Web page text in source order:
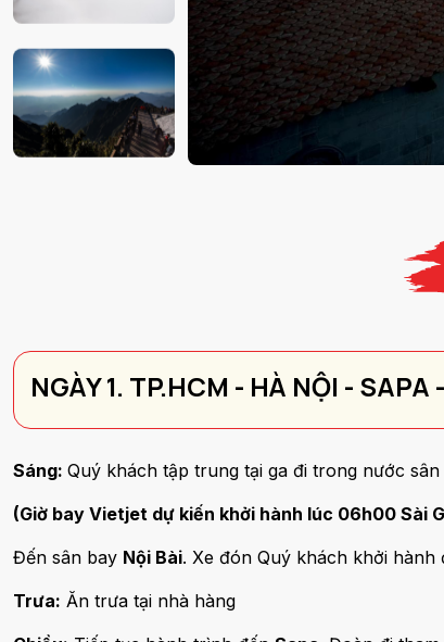
NGÀY 1. TP.HCM - HÀ NỘI -
Sáng: Quý khách tập trung tại ga đi trong nước sân
(Giờ bay Vietjet dự kiến khởi hành lúc 06h00 Sài
Đến sân bay Nội Bài. Xe đón Quý khách khởi hành
Trưa: Ăn trưa tại nhà hàng